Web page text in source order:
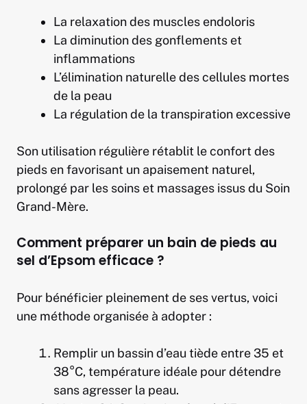
La relaxation des muscles endoloris
La diminution des gonflements et
inflammations
L’élimination naturelle des cellules mortes
de la peau
La régulation de la transpiration excessive
Son utilisation régulière rétablit le confort des
pieds en favorisant un apaisement naturel,
prolongé par les soins et massages issus du Soin
Grand-Mère.
Comment préparer un bain de pieds au
sel d’Epsom efficace ?
Pour bénéficier pleinement de ses vertus, voici
une méthode organisée à adopter :
Remplir un bassin d’eau tiède entre 35 et
38°C, température idéale pour détendre
sans agresser la peau.